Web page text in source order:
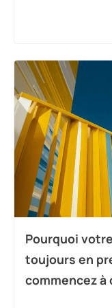
Pourquoi
toujours en
commencez à